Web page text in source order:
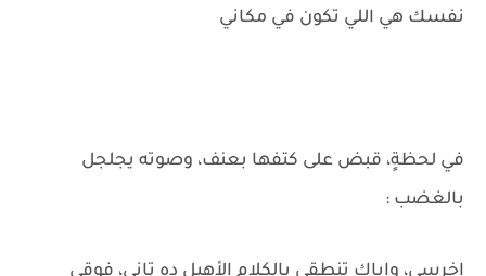
نفسك هي اللي تكون في مكاني
في لحظةٍ، قبض على كتفها بعنف، وصوته يجلجل
بالغضب :
اخرسي، وإياك تنطقي بالكلام الأهبل ده تاني، فوقي